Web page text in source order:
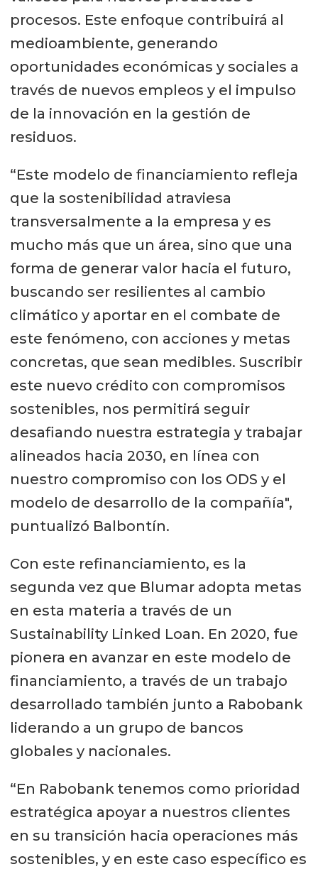
procesos. Este enfoque contribuirá al
medioambiente, generando
oportunidades económicas y sociales a
través de nuevos empleos y el impulso
de la innovación en la gestión de
residuos.
“Este modelo de financiamiento refleja
que la sostenibilidad atraviesa
transversalmente a la empresa y es
mucho más que un área, sino que una
forma de generar valor hacia el futuro,
buscando ser resilientes al cambio
climático y aportar en el combate de
este fenómeno, con acciones y metas
concretas, que sean medibles. Suscribir
este nuevo crédito con compromisos
sostenibles, nos permitirá seguir
desafiando nuestra estrategia y trabajar
alineados hacia 2030, en línea con
nuestro compromiso con los ODS y el
modelo de desarrollo de la compañía",
puntualizó Balbontín.
Con este refinanciamiento, es la
segunda vez que Blumar adopta metas
en esta materia a través de un
Sustainability Linked Loan. En 2020, fue
pionera en avanzar en este modelo de
financiamiento, a través de un trabajo
desarrollado también junto a Rabobank
liderando a un grupo de bancos
globales y nacionales.
“En Rabobank tenemos como prioridad
estratégica apoyar a nuestros clientes
en su transición hacia operaciones más
sostenibles, y en este caso específico es